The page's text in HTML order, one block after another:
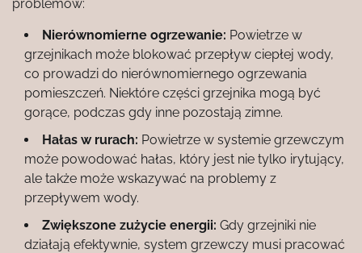
problemów:
Nierównomierne ogrzewanie: Powietrze w
grzejnikach może blokować przepływ ciepłej wody,
co prowadzi do nierównomiernego ogrzewania
pomieszczeń. Niektóre części grzejnika mogą być
gorące, podczas gdy inne pozostają zimne.
Hałas w rurach: Powietrze w systemie grzewczym
może powodować hałas, który jest nie tylko irytujący,
ale także może wskazywać na problemy z
przepływem wody.
Zwiększone zużycie energii: Gdy grzejniki nie
działają efektywnie, system grzewczy musi pracować